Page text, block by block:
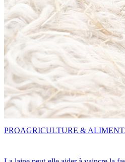
PROAGRICULTURE &